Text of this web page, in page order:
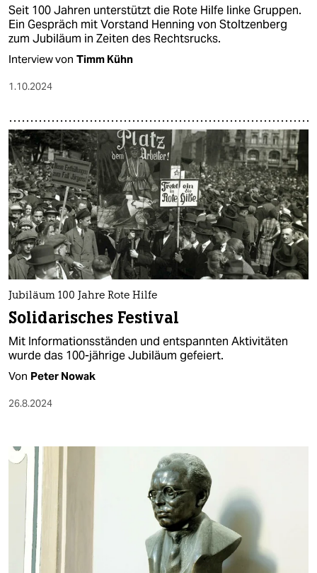
Seit 100 Jahren unterstützt die Rote Hilfe linke Gruppen.
Ein Gespräch mit Vorstand Henning von Stoltzenberg
zum Jubiläum in Zeiten des Rechtsrucks.
Interview von Timm Kühn
1.10.2024
Jubiläum 100 Jahre Rote Hilfe
Solidarisches Festival
Mit Informationsständen und entspannten Aktivitäten
wurde das 100-jährige Jubiläum gefeiert.
Von Peter Nowak
26.8.2024